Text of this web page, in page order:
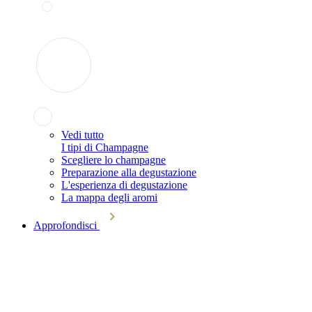
Vedi tutto
I tipi di Champagne
Scegliere lo champagne
Preparazione alla degustazione
L'esperienza di degustazione
La mappa degli aromi
Approfondisci